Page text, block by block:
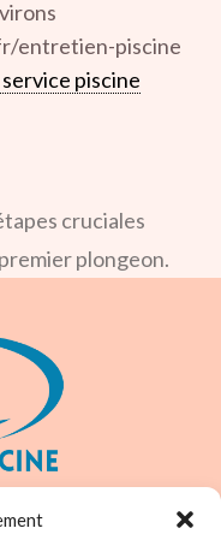
entretien-piscine
piscine
cruciales
plongeon.